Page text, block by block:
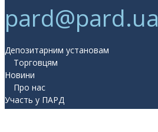
pard@pard.ua
Депозитарним установам
Торговцям
Новини
Про нас
Участь у ПАРД
Прес-центр